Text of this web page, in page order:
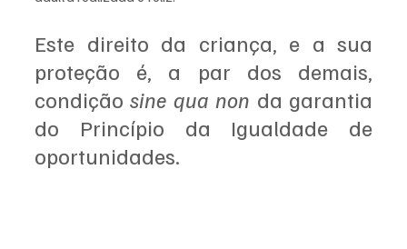
Este direito da criança, e a sua
proteção é, a par dos demais,
condição sine qua non da garantia
do Princípio da Igualdade de
oportunidades.